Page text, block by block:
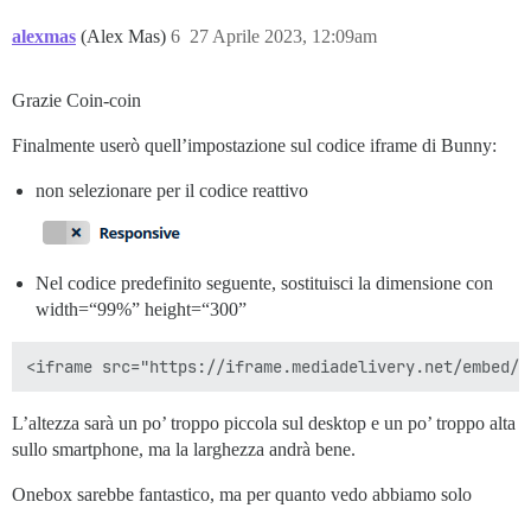
alexmas (Alex Mas) 27 Aprile 2023, 12:09am
6
Grazie Coin-coin
Finalmente userò quell’impostazione sul codice iframe di Bunny:
non selezionare per il codice reattivo
Nel codice predefinito seguente, sostituisci la dimensione con
width=“99%” height=“300”
L’altezza sarà un po’ troppo piccola sul desktop e un po’ troppo alta
sullo smartphone, ma la larghezza andrà bene.
Onebox sarebbe fantastico, ma per quanto vedo abbiamo solo